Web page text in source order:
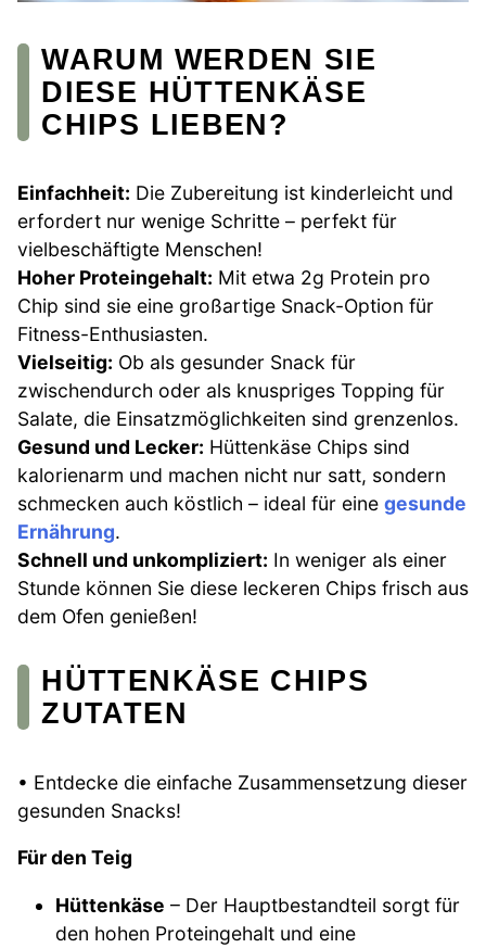
WARUM WERDEN SIE
DIESE HÜTTENKÄSE
CHIPS LIEBEN?
Einfachheit: Die Zubereitung ist kinderleicht und
erfordert nur wenige Schritte – perfekt für
vielbeschäftigte Menschen!
Hoher Proteingehalt: Mit etwa 2g Protein pro
Chip sind sie eine großartige Snack-Option für
Fitness-Enthusiasten.
Vielseitig: Ob als gesunder Snack für
zwischendurch oder als knuspriges Topping für
Salate, die Einsatzmöglichkeiten sind grenzenlos.
Gesund und Lecker: Hüttenkäse Chips sind
kalorienarm und machen nicht nur satt, sondern
schmecken auch köstlich – ideal für eine gesunde
Ernährung.
Schnell und unkompliziert: In weniger als einer
Stunde können Sie diese leckeren Chips frisch aus
dem Ofen genießen!
HÜTTENKÄSE CHIPS
ZUTATEN
• Entdecke die einfache Zusammensetzung dieser
gesunden Snacks!
Für den Teig
Hüttenkäse – Der Hauptbestandteil sorgt für
den hohen Proteingehalt und eine